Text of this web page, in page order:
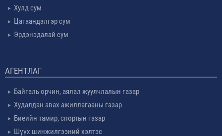
Хулд сум
Цагаандэлгэр сум
Эрдэнэдалай сум
АГЕНТЛАГ
Байгаль орчин, аялал жуулчлалын газар
Худалдан авах ажиллагааны газар
Биеийн тамир, спортын газар
Шүүх шинжилгээний хэлтэс